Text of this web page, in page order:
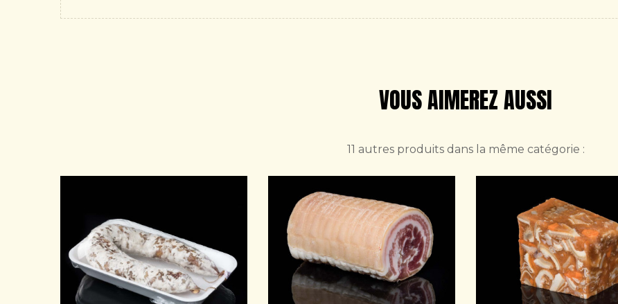
VOUS AIMEREZ AUSSI
11 autres produits dans la même catégorie :
APERÇU RAPIDE APERÇU RAPIDE APERÇU RAPIDE